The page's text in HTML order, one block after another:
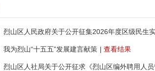
烈山区人民政府关于公开征集2026年度区级民生
我为烈山“十五五”发展建言献策 | 查看结果